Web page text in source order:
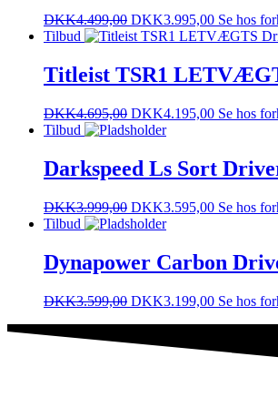
DKK4.499,00 DKK3.995,00 Se hos
Tilbud
Titleist TSR1
DKK4.695,00 DKK4.195,00 Se hos
Tilbud
Darkspeed Ls Sort
DKK3.999,00 DKK3.595,00 Se hos
Tilbud
Dynapower Carbon
DKK3.599,00 DKK3.199,00 Se hos